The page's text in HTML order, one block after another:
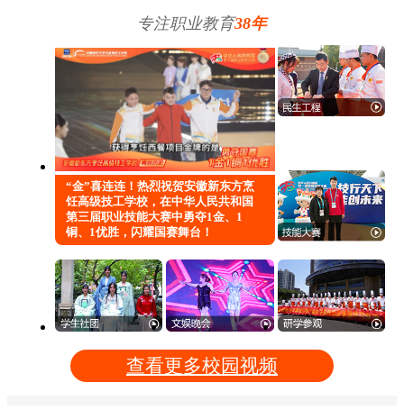
专注职业教育38年
“金”喜连连！热烈祝贺安徽新东方烹
饪高级技工学校，在中华人民共和国
第三届职业技能大赛中勇夺1金、1
铜、1优胜，闪耀国赛舞台！
查看更多校园视频